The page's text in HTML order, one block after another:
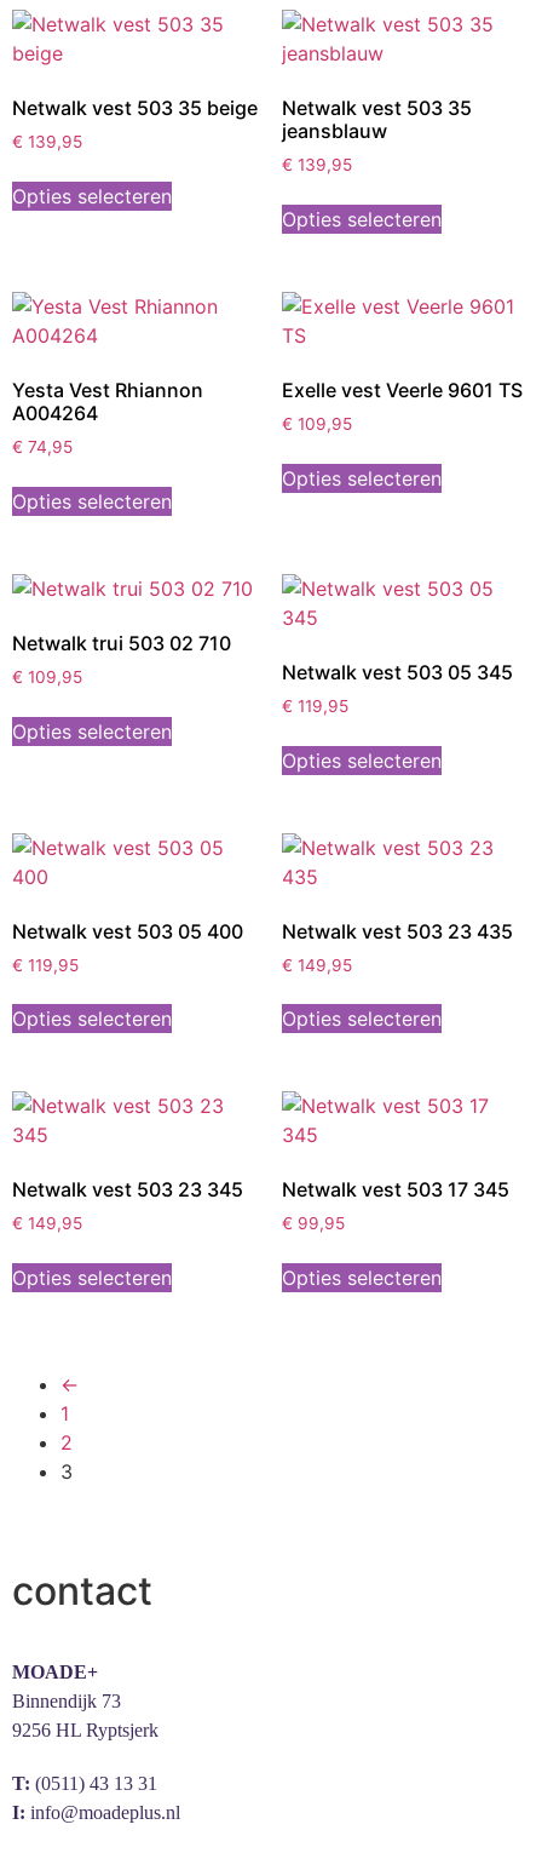
Netwalk vest 503 35 beige
€ 139,95
Opties selecteren
Netwalk vest 503 35
jeansblauw
€ 139,95
Opties selecteren
Yesta Vest Rhiannon
A004264
€ 74,95
Opties selecteren
Exelle vest Veerle 9601 TS
€ 109,95
Opties selecteren
Netwalk trui 503 02 710
€ 109,95
Opties selecteren
Netwalk vest 503 05 345
€ 119,95
Opties selecteren
Netwalk vest 503 05 400
€ 119,95
Opties selecteren
Netwalk vest 503 23 435
€ 149,95
Opties selecteren
Netwalk vest 503 23 345
€ 149,95
Opties selecteren
Netwalk vest 503 17 345
€ 99,95
Opties selecteren
←
1
2
3
contact
MOADE+
Binnendijk 73
9256 HL Ryptsjerk
T: (0511) 43 13 31
I: info@moadeplus.nl